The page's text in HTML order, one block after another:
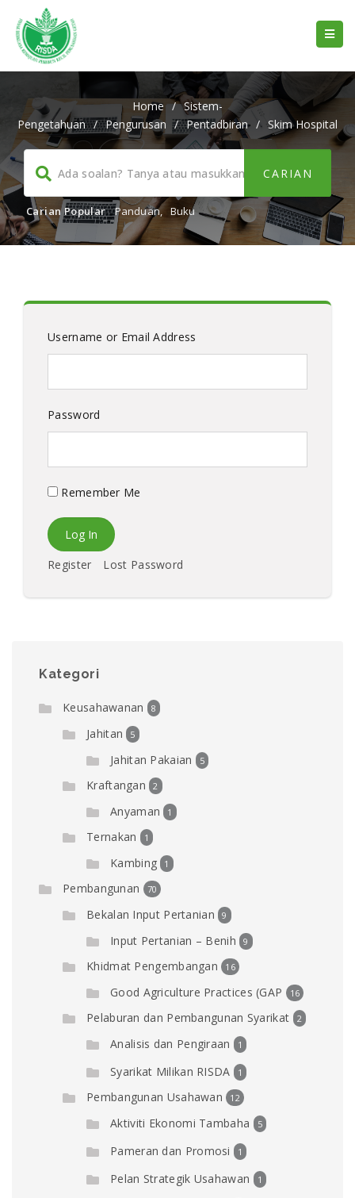
Home / Sistem-
Pengetahuan / Pengurusan / Pentadbiran / Skim Hospital
Carian Popular Panduan, Buku
Username or Email Address
Password
Remember Me
Register Lost Password
Kategori
Keusahawanan 8
Jahitan 5
Jahitan Pakaian 5
Kraftangan 2
Anyaman 1
Ternakan 1
Kambing 1
Pembangunan 70
Bekalan Input Pertanian 9
Input Pertanian – Benih 9
Khidmat Pengembangan 16
Good Agriculture Practices (GAP 16
Pelaburan dan Pembangunan Syarikat 2
Analisis dan Pengiraan 1
Syarikat Milikan RISDA 1
Pembangunan Usahawan 12
Aktiviti Ekonomi Tambaha 5
Pameran dan Promosi 1
Pelan Strategik Usahawan 1